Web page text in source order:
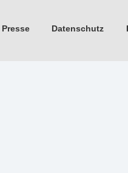
Presse Datenschutz